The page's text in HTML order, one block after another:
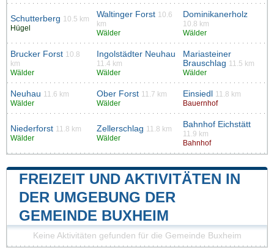
Schutterberg 10.5 km
Hügel
Waltinger Forst 10.6
km
Wälder
Dominikanerholz
10.8 km
Wälder
Brucker Forst 10.8
km
Wälder
Ingolstädter Neuhau
11.4 km
Wälder
Mariasteiner
Brauschlag 11.5 km
Wälder
Neuhau 11.6 km
Wälder
Ober Forst 11.7 km
Wälder
Einsiedl
11.8 km
Bauernhof
Niederforst 11.8 km
Wälder
Zellerschlag 11.8 km
Wälder
Bahnhof Eichstätt
11.9 km
Bahnhof
FREIZEIT UND AKTIVITÄTEN IN
DER UMGEBUNG DER
GEMEINDE BUXHEIM
Keine Aktivitäten gefunden für die Gemeinde Buxheim